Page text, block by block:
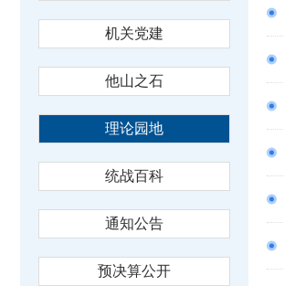
机关党建
他山之石
理论园地
统战百科
通知公告
预决算公开